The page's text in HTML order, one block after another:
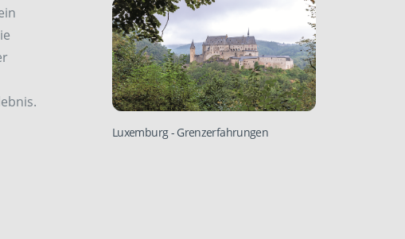
Luxemburg- Grenzerfahrungen